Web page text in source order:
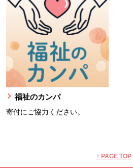
福祉のカンパ
寄付にご協力ください。
↑ PAGE TOP